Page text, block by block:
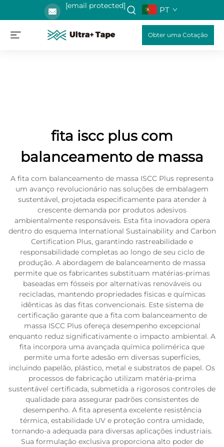
[email protected] PT
Obter uma Cotação
fita iscc plus com
balanceamento de massa
A fita com balanceamento de massa ISCC Plus representa
um avanço revolucionário nas soluções de embalagem
sustentável, projetada especificamente para atender à
crescente demanda por produtos adesivos
ambientalmente responsáveis. Esta fita inovadora opera
dentro do esquema International Sustainability and Carbon
Certification Plus, garantindo rastreabilidade e
responsabilidade completas ao longo de seu ciclo de
produção. A abordagem de balanceamento de massa
permite que os fabricantes substituam matérias-primas
baseadas em fósseis por alternativas renováveis ou
recicladas, mantendo propriedades físicas e químicas
idênticas às das fitas convencionais. Este sistema de
certificação garante que a fita com balanceamento de
massa ISCC Plus ofereça desempenho excepcional
enquanto reduz significativamente o impacto ambiental. A
fita incorpora uma avançada química polimérica que
permite uma forte adesão em diversas superfícies,
incluindo papelão, plástico, metal e substratos de papel. Os
processos de fabricação utilizam matéria-prima
sustentável certificada, submetida a rigorosos controles de
qualidade para assegurar padrões consistentes de
desempenho. A fita apresenta excelente resistência
térmica, estabilidade UV e proteção contra umidade,
tornando-a adequada para diversas aplicações industriais.
Sua formulação exclusiva proporciona alto poder de